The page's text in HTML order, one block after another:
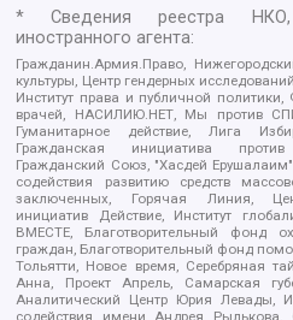
* Сведения реестра
иностранного агента:
Гражданин.Армия.Право,
культуры, Центр гендерных
Институт права и публичной
врачей, НАСИЛИЮ.НЕТ, Мы против
Гуманитарное действие, Лига
Гражданская инициатива против
Гражданский Союз, "Хасдей
содействия развитию средств
заключенных, Горячая Линия,
инициатив Действие, Институт
ВМЕСТЕ, Благотворительный фонд
граждан, Благотворительный фонд
Тольятти, Новое время, Серебряная
Анна, Проект Апрель, Самарская
Аналитический Центр Юрия Левады,
содействия имени Андрея Рылькова,